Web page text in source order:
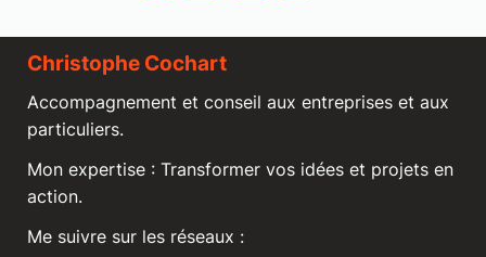
Christophe Cochart
Accompagnement et conseil aux entreprises et aux
particuliers.
Mon expertise : Transformer vos idées et projets en
action.
Me suivre sur les réseaux :